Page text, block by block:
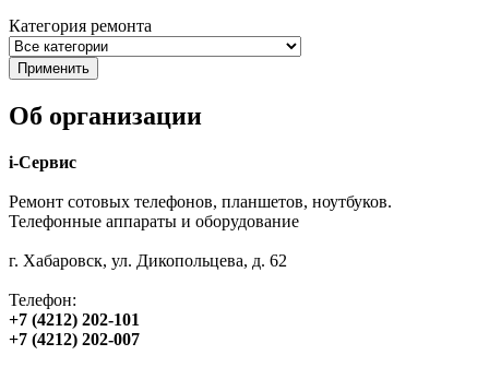
Категория ремонта
Об организации
i-Сервис
Ремонт сотовых телефонов, планшетов, ноутбуков.
Телефонные аппараты и оборудование
г. Хабаровск, ул. Дикопольцева, д. 62
Телефон:
+7 (4212) 202-101
+7 (4212) 202-007